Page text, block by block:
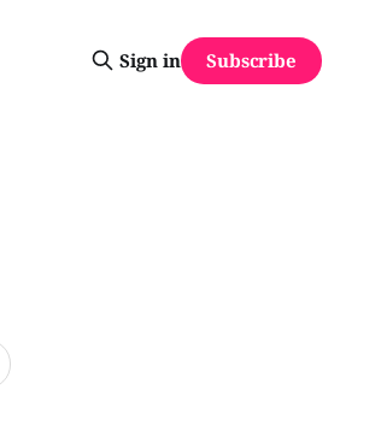
Sign in Subscribe